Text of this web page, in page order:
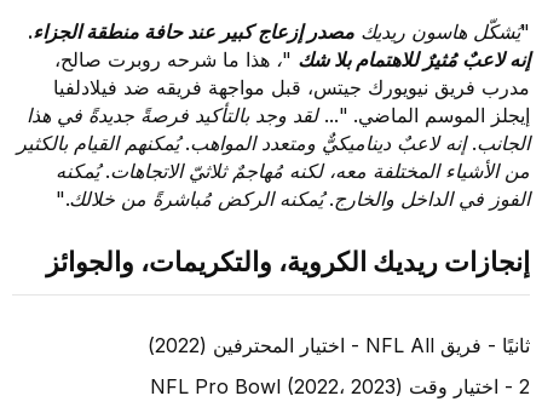
"يُشكّل هاسون ريديكمصدر إزعاج كبير عند حافة منطقة الجزاء.
إنه لاعبٌ مُثيرٌ للاهتمام بلا شك"،هذا ما شرحه روبرت صالح،
مدرب فريق نيويورك جيتس، قبل مواجهة فريقه ضد فيلادلفيا
إيجلز الموسم الماضي."... لقد وجد بالتأكيد فرصةً جديدةً في هذا
الجانب. إنه لاعبٌ ديناميكيٌّ ومتعدد المواهب. يُمكنهم القيام بالكثير
من الأشياء المختلفة معه، لكنه مُهاجمٌ ثلاثيّ الاتجاهات. يُمكنه
الفوز في الداخل والخارج. يُمكنه الركض مُباشرةً من خلالك."
إنجازات ريديك الكروية، والتكريمات، والجوائز
ثانيًا - فريق NFL All - اختيار المحترفين (2022)
2 - اختيار وقت NFL Pro Bowl (2022، 2023)